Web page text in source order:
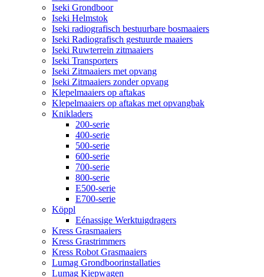
Iseki Grondboor
Iseki Helmstok
Iseki radiografisch bestuurbare bosmaaiers
Iseki Radiografisch gestuurde maaiers
Iseki Ruwterrein zitmaaiers
Iseki Transporters
Iseki Zitmaaiers met opvang
Iseki Zitmaaiers zonder opvang
Klepelmaaiers op aftakas
Klepelmaaiers op aftakas met opvangbak
Knikladers
200-serie
400-serie
500-serie
600-serie
700-serie
800-serie
E500-serie
E700-serie
Köppl
Eénassige Werktuigdragers
Kress Grasmaaiers
Kress Grastrimmers
Kress Robot Grasmaaiers
Lumag Grondboorinstallaties
Lumag Kiepwagen